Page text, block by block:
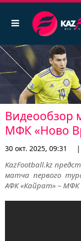
Видеообзор
МФК «Ново
30 окт. 2025, 09:31 |
KazFootball.kz
матча первого
АФК «Кайрат» – МФК